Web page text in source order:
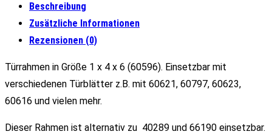
Beschreibung
Zusätzliche Informationen
Rezensionen (0)
Türrahmen in Größe 1 x 4 x 6 (60596). Einsetzbar mit
verschiedenen Türblätter z.B. mit 60621, 60797, 60623,
60616 und vielen mehr.
Dieser Rahmen ist alternativ zu 40289 und 66190 einsetzbar.